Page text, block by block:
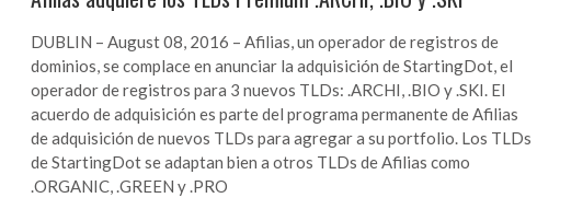
DUBLIN – August 08, 2016 – Afilias, un operador de registros de
dominios, se complace en anunciar la adquisición de StartingDot, el
operador de registros para 3 nuevos TLDs: .ARCHI, .BIO y .SKI. El
acuerdo de adquisición es parte del programa permanente de Afilias
de adquisición de nuevos TLDs para agregar a su portfolio. Los TLDs
de StartingDot se adaptan bien a otros TLDs de Afilias como
.ORGANIC, .GREEN y .PRO